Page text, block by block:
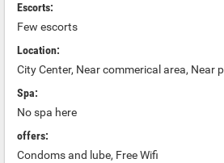
Escorts:
Few escorts
Location:
City Center, Near commerical area, Near
Spa:
No spa here
offers:
Condoms and lube, Free Wifi